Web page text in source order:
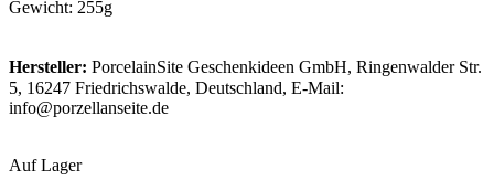
Gewicht: 255g
Hersteller: PorcelainSite Geschenkideen GmbH, Ringenwalder Str.
5, 16247 Friedrichswalde, Deutschland, E-Mail:
info@porzellanseite.de
Auf Lager